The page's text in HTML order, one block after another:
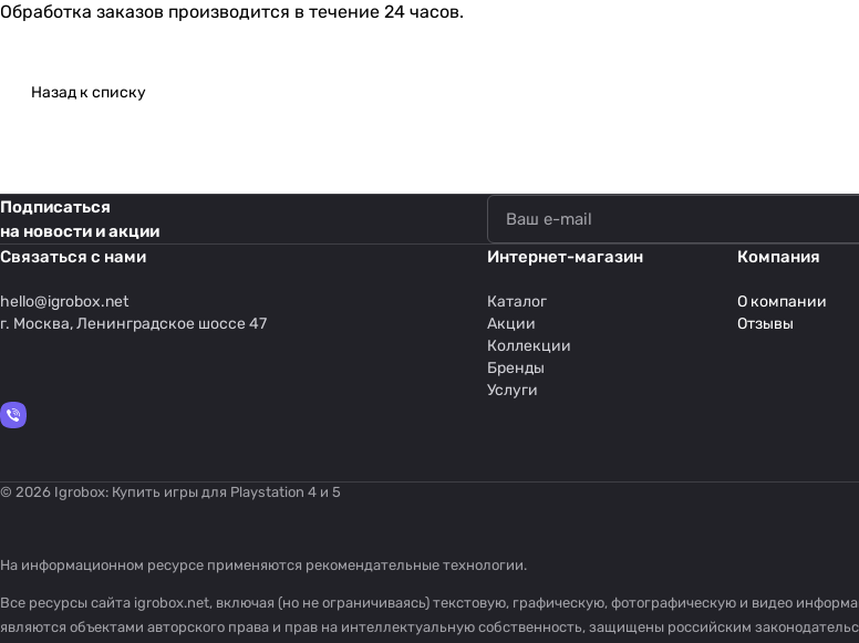
Обработка заказов производится в течение 24 часов.
Назад к списку
Подписаться
на новости и акции
Связаться с нами
hello@igrobox.net
г. Москва, Ленинградское шоссе 47
Интернет-магазин
Каталог
Акции
Коллекции
Бренды
Услуги
Компания
О компании
Отзывы
© 2026 Igrobox: Купить игры для Playstation 4 и 5
На информационном ресурсе применяются рекомендательные технологии.
Все ресурсы сайта igrobox.net, включая (но не ограничиваясь) текстовую, графическую, фотографическую и видео
являются объектами авторского права и прав на интеллектуальную собственность, защищены российским